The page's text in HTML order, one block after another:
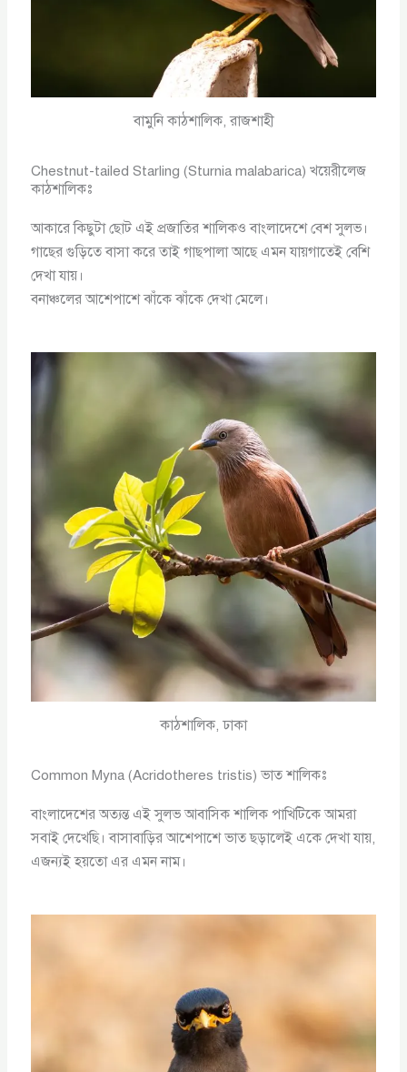
বামুনি কাঠশালিক, রাজশাহী
Chestnut-tailed Starling (Sturnia malabarica) খয়েরীলেজ
কাঠশালিকঃ
আকারে কিছুটা ছোট এই প্রজাতির শালিকও বাংলাদেশে বেশ সুলভ।
গাছের গুড়িতে বাসা করে তাই গাছপালা আছে এমন যায়গাতেই বেশি
দেখা যায়।
বনাঞ্চলের আশেপাশে ঝাঁকে ঝাঁকে দেখা মেলে।
কাঠশালিক, ঢাকা
Common Myna (Acridotheres tristis) ভাত শালিকঃ
বাংলাদেশের অত্যন্ত এই সুলভ আবাসিক শালিক পাখিটিকে আমরা
সবাই দেখেছি। বাসাবাড়ির আশেপাশে ভাত ছড়ালেই একে দেখা যায়,
এজন্যই হয়তো এর এমন নাম।